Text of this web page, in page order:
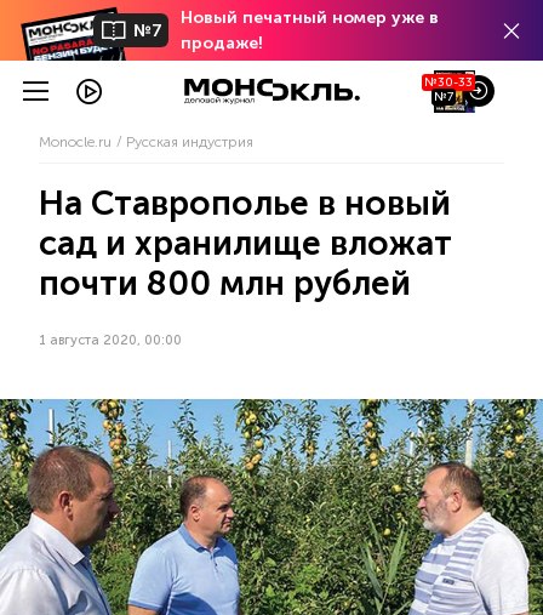
№7
Новый печатный номер уже в
продаже!
№30-33
№7
Monocle.ru Русская индустрия
На Ставрополье в новый
сад и хранилище вложат
почти 800 млн рублей
1 августа 2020, 00:00